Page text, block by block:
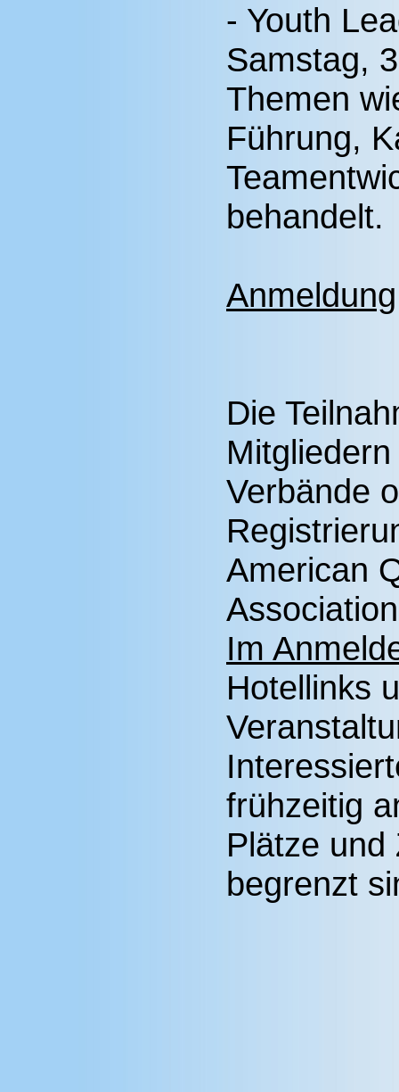
- Youth
Samstag,
Themen
Führung,
behandelt.
Anmeldung
Die
Verbände
American
Im
Hotellinks
frühzeitig
Plätze und
begrenzt